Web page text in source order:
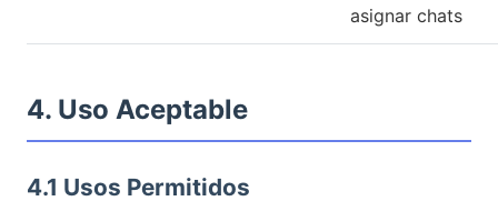
asignar chats
4. Uso Aceptable
4.1 Usos Permitidos